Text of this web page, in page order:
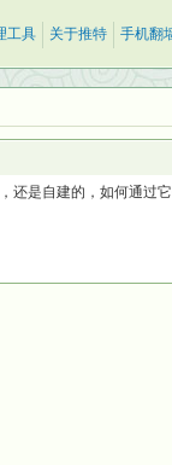
工具 关于推特 手机翻
还是自建的，如何通过